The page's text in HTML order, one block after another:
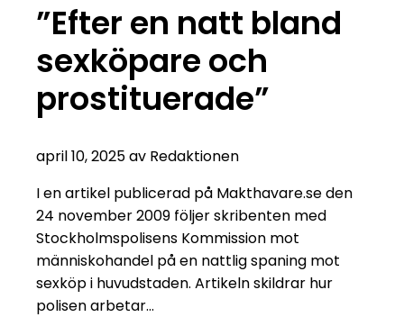
”Efter en natt bland
sexköpare och
prostituerade”
april 10, 2025 av Redaktionen
I en artikel publicerad på Makthavare.se den
24 november 2009 följer skribenten med
Stockholmspolisens Kommission mot
människohandel på en nattlig spaning mot
sexköp i huvudstaden. Artikeln skildrar hur
polisen arbetar...